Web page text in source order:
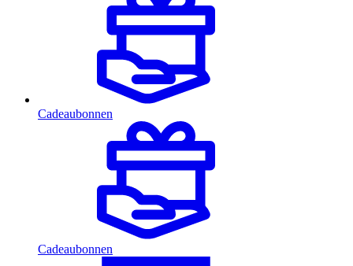
Cadeaubonnen
Cadeaubonnen